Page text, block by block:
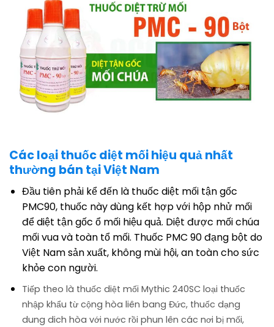
Các loại thuốc diệt mối hiệu quả nhất
thường bán tại Việt Nam
Đầu tiên phải kể đến là thuốc diệt mối tận gốc
PMC90, thuốc này dùng kết hợp với hộp nhử mối
để diệt tận gốc ổ mối hiệu quả. Diệt được mối chúa
mối vua và toàn tổ mối. Thuốc PMC 90 đạng bột do
Việt Nam sản xuất, không mùi hội, an toàn cho sức
khỏe con người.
Tiếp theo là thuốc diệt mối Mythic 240SC loại thuốc
nhập khẩu từ cộng hòa liên bang Đức, thuốc dạng
dung dich hòa với nước rồi phun lên các nơi bị mối,